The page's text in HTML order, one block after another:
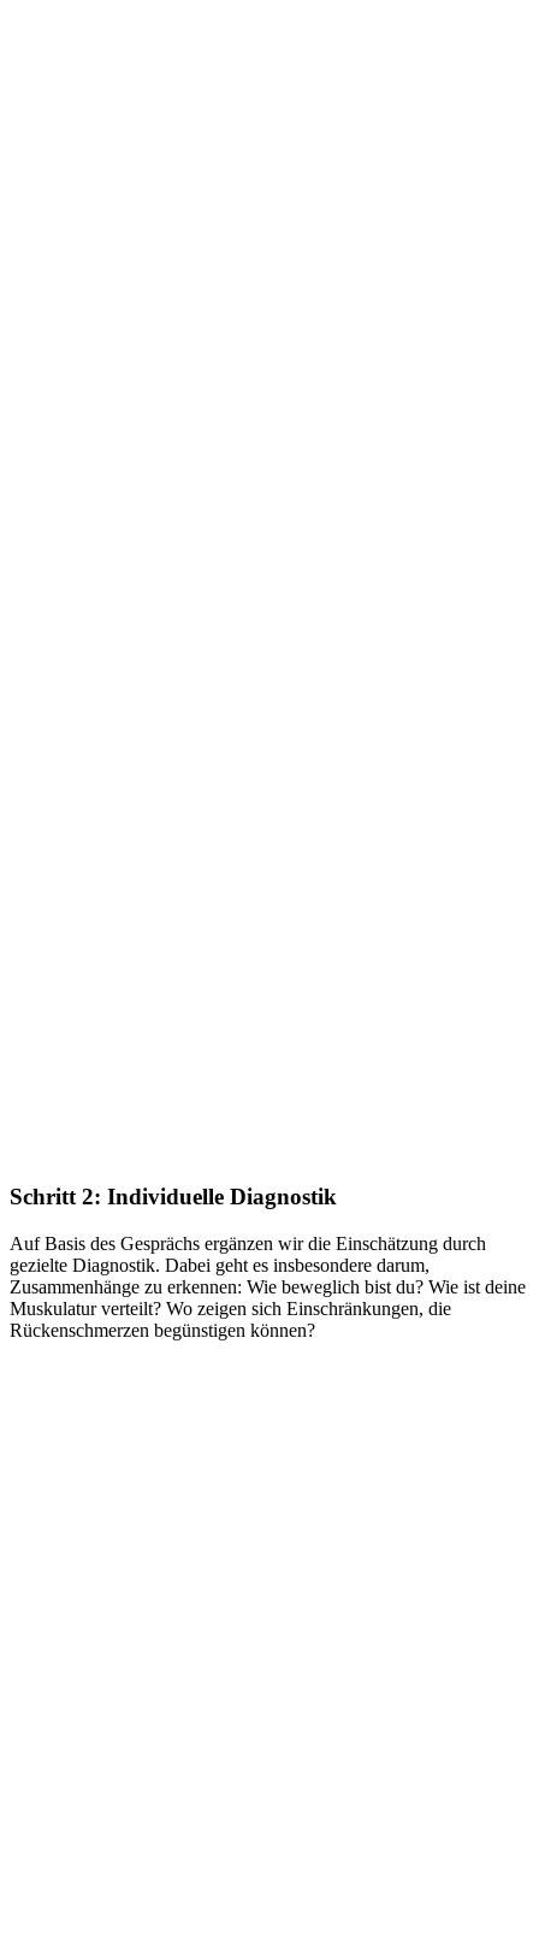
Schritt 2: Individuelle Diagnostik
Auf Basis des Gesprächs ergänzen wir die Einschätzung durch
gezielte Diagnostik. Dabei geht es insbesondere darum,
Zusammenhänge zu erkennen: Wie beweglich bist du? Wie ist deine
Muskulatur verteilt? Wo zeigen sich Einschränkungen, die
Rückenschmerzen begünstigen können?